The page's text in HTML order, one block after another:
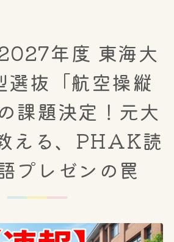
2027年度 東海大
選抜「航空操縦
課題決定！元大
える、PHAK読
プレゼンの罠